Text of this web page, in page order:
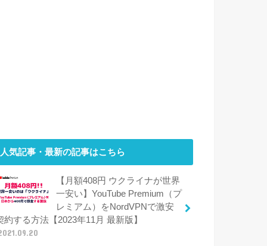
人気記事・最新の記事はこちら
【月額408円 ウクライナが世界
一安い】YouTube Premium（プ
レミアム）をNordVPNで激安
約する方法【2023年11月 最新版】